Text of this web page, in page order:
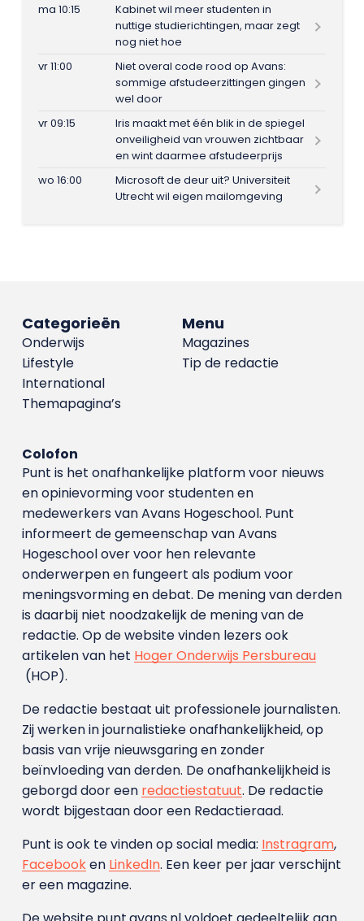
ma 10:15
Kabinet wil meer studenten in
nuttige studierichtingen, maar zegt
nog niet hoe
vr 11:00
Niet overal code rood op Avans:
sommige afstudeerzittingen gingen
wel door
vr 09:15
Iris maakt met één blik in de spiegel
onveiligheid van vrouwen zichtbaar
en wint daarmee afstudeerprijs
wo 16:00
Microsoft de deur uit? Universiteit
Utrecht wil eigen mailomgeving
Menu
Magazines
Tip de redactie
Categorieën
Onderwijs
Lifestyle
International
Themapagina’s
Colofon
Punt is het onafhankelijke platform voor nieuws
en opinievorming voor studenten en
medewerkers van Avans Hoge­school. Punt
informeert de gemeenschap van Avans
Hogeschool over voor hen relevante
onderwerpen en fungeert als podium voor
meningsvorming en debat. De mening van derden
is daarbij niet noodzakelijk de mening van de
redactie. Op de website vinden lezers ook
artikelen van het Hoger Onderwijs Persbureau
(HOP).
De redactie bestaat uit professionele journalisten.
Zij werken in journalistieke onafhankelijkheid, op
basis van vrije nieuwsgaring en zonder
beïnvloeding van derden. De onafhankelijkheid is
geborgd door een redactiestatuut. De redactie
wordt bijgestaan door een Redactieraad.
Punt is ook te vinden op social media: Instragram,
Facebooken LinkedIn. Een keer per jaar verschijnt
er een magazine.